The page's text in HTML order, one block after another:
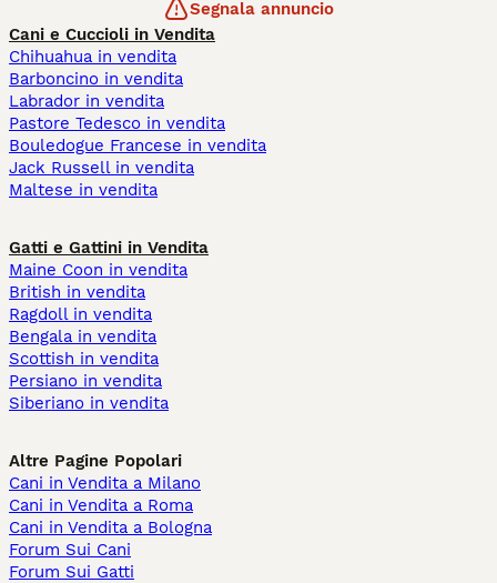
Segnala annuncio
Cani e Cuccioli in Vendita
Chihuahua in vendita
Barboncino in vendita
Labrador in vendita
Pastore Tedesco in vendita
Bouledogue Francese in vendita
Jack Russell in vendita
Maltese in vendita
Gatti e Gattini in Vendita
Maine Coon in vendita
British in vendita
Ragdoll in vendita
Bengala in vendita
Scottish in vendita
Persiano in vendita
Siberiano in vendita
Altre Pagine Popolari
Cani in Vendita a Milano
Cani in Vendita a Roma
Cani in Vendita a Bologna
Forum Sui Cani
Forum Sui Gatti